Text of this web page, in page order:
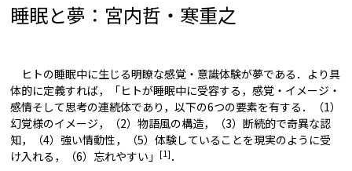
睡眠と夢：宮内哲・寒重之
ヒトの睡眠中に生じる明瞭な感覚・意識体験が夢である．より具
体的に定義すれば，「ヒトが睡眠中に受容する，感覚・イメージ・
感情そして思考の連続体であり，以下の6つの要素を有する．（1）
幻覚様のイメージ，（2）物語風の構造，（3）断続的で奇異な認
知，（4）強い情動性，（5）体験していることを現実のように受
け入れる，（6）忘れやすい」
[1] ．